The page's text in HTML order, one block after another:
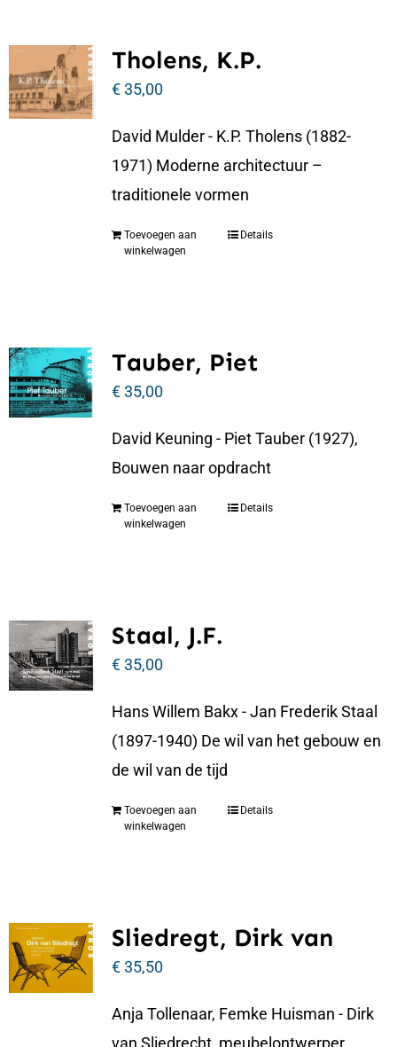
Tholens, K.P.
€35,00
David Mulder - K.P. Tholens (1882-
1971) Moderne architectuur –
traditionele vormen
Toevoegen aan
winkelwagen
Details
Tauber, Piet
€35,00
David Keuning - Piet Tauber (1927),
Bouwen naar opdracht
Toevoegen aan
winkelwagen
Details
Staal, J.F.
€35,00
Hans Willem Bakx - Jan Frederik Staal
(1897-1940) De wil van het gebouw en
de wil van de tijd
Toevoegen aan
winkelwagen
Details
Sliedregt, Dirk van
€35,50
Anja Tollenaar, Femke Huisman - Dirk
van Sliedrecht, meubelontwerper,